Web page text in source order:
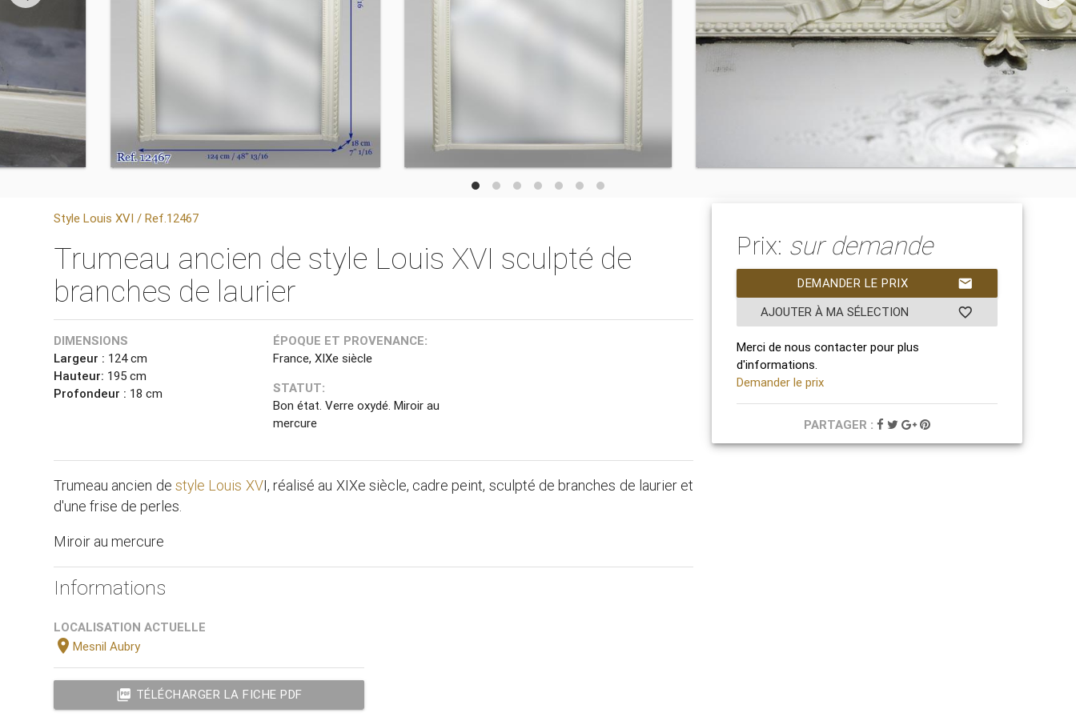
Style Louis XVI / Ref.12467
Trumeau ancien de style Louis XVI sculpté de
branches de laurier
DIMENSIONS
Largeur : 124 cm
Hauteur: 195 cm
Profondeur : 18 cm
ÉPOQUE ET PROVENANCE:
France, XIXe siècle
STATUT:
Bon état. Verre oxydé. Miroir au
mercure
Trumeau ancien destyle Louis XVI, réalisé au XIXe siècle, cadre peint, sculpté de branches de laurier et
d'une frise de perles.
Miroir au mercure
Informations
LOCALISATION ACTUELLE
location_onMesnil Aubry
picture_as_pdf TÉLÉCHARGER LA FICHE PDF
Prix: sur demande
mail
DEMANDER LE PRIX
favorite_border
AJOUTER À MA SÉLECTION
Merci de nous contacter pour plus
d'informations.
Demander le prix
PARTAGER :